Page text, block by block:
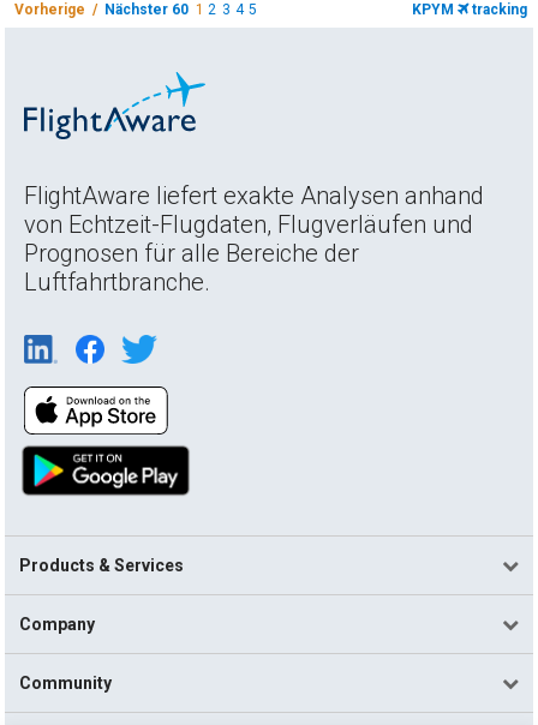
Vorherige / Nächster 60 12 3 4 5 KPYM tracking
FlightAware liefert exakte Analysen anhand
von Echtzeit-Flugdaten, Flugverläufen und
Prognosen für alle Bereiche der
Luftfahrtbranche.
Products & Services
Company
Community